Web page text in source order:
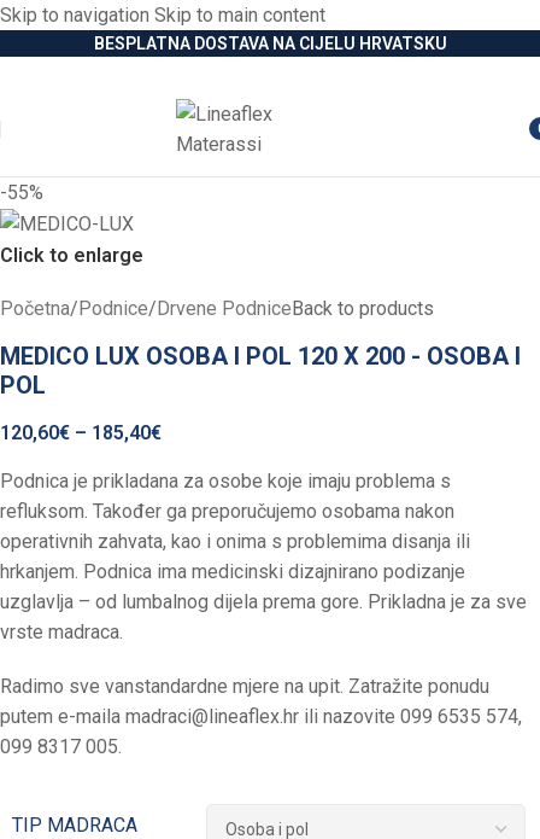
Skip to navigation Skip to main content
BESPLATNA DOSTAVA NA CIJELU HRVATSKU
-55%
Click to enlarge
Početna/ Podnice/ Drvene Podnice Back to products
MEDICO LUX OSOBA I POL 120 X 200 - OSOBA I
POL
120,60€ – 185,40€
Podnica je prikladana za osobe koje imaju problema s
refluksom. Također ga preporučujemo osobama nakon
operativnih zahvata, kao i onima s problemima disanja ili
hrkanjem. Podnica ima medicinski dizajnirano podizanje
uzglavlja – od lumbalnog dijela prema gore. Prikladna je za sve
vrste madraca.
Radimo sve vanstandardne mjere na upit. Zatražite ponudu
putem e-maila madraci@lineaflex.hr ili nazovite 099 6535 574,
099 8317 005.
TIP MADRACA